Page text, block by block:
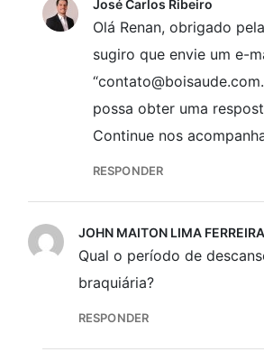
José Carlos Ribeiro
Olá Renan, obrigado
sugiro que envie um e-
possa obter uma
Continue nos
RESPONDER
JOHN MAITON LIMA FERREIRA
Qual o período de
braquiária?
RESPONDER